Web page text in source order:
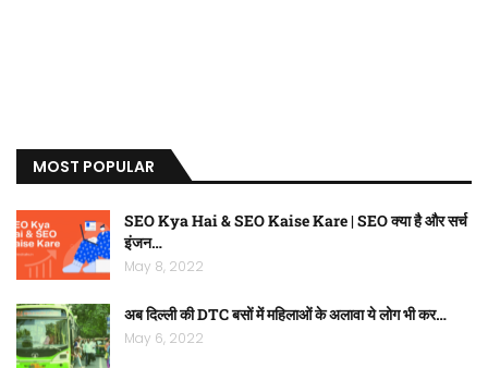
MOST POPULAR
SEO Kya Hai & SEO Kaise Kare | SEO क्या है और सर्च
इंजन…
May 8, 2022
अब दिल्ली की DTC बसों में महिलाओं के अलावा ये लोग भी कर…
May 6, 2022